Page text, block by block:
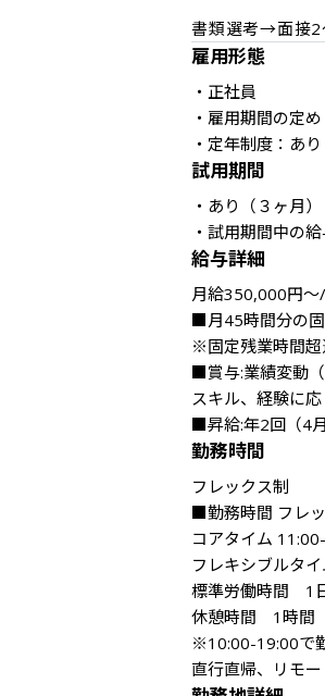
書類選考→面接2
雇用形態
・正社員
・雇用期間の定
・定年制度：あり
試用期間
・あり（３ヶ月）
・試用期間中の
給与詳細
月給350,000円
■月45時間分の固
※固定残業時間
■賞与:業績変動（
スキル、経験に
■昇給:年2回（4月
勤務時間
フレックス制
■勤務時間 フレ
コアタイム
フレキシブルタ
標準労働時間　1
休憩時間　1時間
※10:00-19:00で
直行直帰、リモ